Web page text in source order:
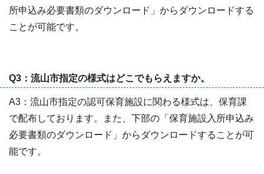
所申込み必要書類のダウンロード」からダウンロードする
ことが可能です。
Q3：流山市指定の様式はどこでもらえますか。
A3：流山市指定の認可保育施設に関わる様式は、保育課
で配布しております。また、下部の「保育施設入所申込み
必要書類のダウンロード」からダウンロードすることが可
能です。